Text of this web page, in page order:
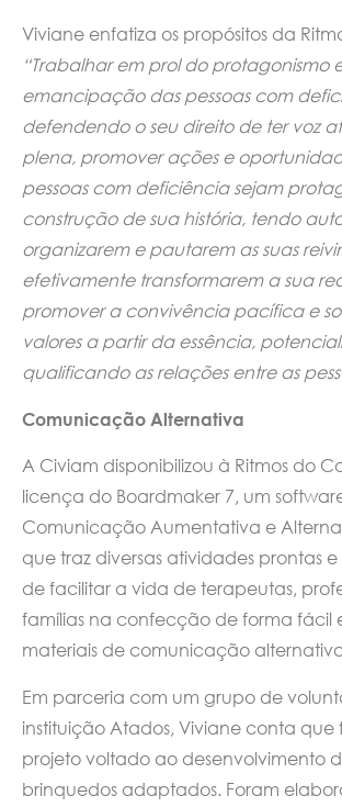
Viviane enfatiza os propósitos da
“Trabalhar em prol do protagonismo
emancipação das pessoas com
defendendo o seu direito de ter voz
plena, promover ações e
pessoas com deficiência sejam
construção de sua história, tendo
organizarem e pautarem as suas
efetivamente transformarem a sua
promover a convivência pacífica e
valores a partir da essência,
qualificando as relações entre as
Comunicação Alternativa
A Civiam disponibilizou à Ritmos do
licença do Boardmaker 7, um
Comunicação Aumentativa e
que traz diversas atividades prontas
de facilitar a vida de terapeutas,
famílias na confecção de forma fácil
materiais de comunicação
Em parceria com um grupo de
instituição Atados, Viviane conta
projeto voltado ao desenvolvimento
brinquedos adaptados. Foram